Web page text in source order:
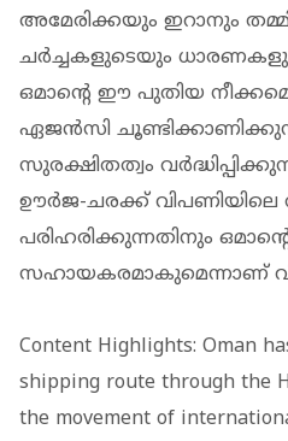
അമേരിക്കയും ഇറാനും
ചർച്ചകളുടെയും
ഒമാന്റെ ഈ പുതിയ
ഏജൻസി
സുരക്ഷിതത്വം
ഊർജ-ചരക്ക്
പരിഹരിക്കുന്നതിനും
സഹായകരമാകുമെന്നാണ്
Content Highlights: Oman
shipping route through the
the movement of